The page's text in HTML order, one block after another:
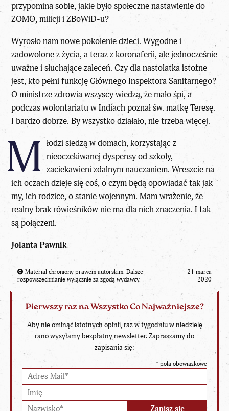
przypomina sobie, jakie było społeczne nastawienie do
ZOMO, milicji i ZBoWiD-u?
Wyrosło nam nowe pokolenie dzieci. Wygodne i
zadowolone z życia, a teraz z koronaferii, ale jednocześnie
uważne i słuchające zaleceń. Czy dla nastolatka istotne
jest, kto pełni funkcję Głównego Inspektora Sanitarnego?
O ministrze zdrowia wszyscy wiedzą, że mało śpi, a
podczas wolontariatu w Indiach poznał św. matkę Teresę.
I bardzo dobrze. By wszystko działało, nie trzeba więcej.
M łodzi siedzą w domach, korzystając z
nieoczekiwanej dyspensy od szkoły,
zaciekawieni zdalnym nauczaniem. Wreszcie na
ich oczach dzieje się coś, o czym będą opowiadać tak jak
my, ich rodzice, o stanie wojennym. Mam wrażenie, że
realny brak rówieśników nie ma dla nich znaczenia. I tak
są połączeni.
Jolanta Pawnik
Materiał chroniony prawem autorskim. Dalsze
rozpowszechnianie wyłącznie za zgodą wydawcy.
21 marca
2020
Pierwszy raz na Wszystko Co Najważniejsze?
Aby nie ominąć istotnych opinii, raz w tygodniu w niedzielę
rano wysyłamy bezpłatny newsletter. Zapraszamy do
zapisania się:
* pola obowiązkowe